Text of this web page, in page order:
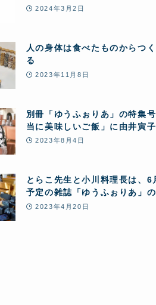
2024年3月2日
人の身体は食べたものからつ
る
2023年11月8日
別冊「ゆうふぉりあ」の特集
当に美味しいご飯」に由井寅
のインタビュー記事が掲載され
2023年8月4日
とらこ先生と小川料理長は、6
予定の雑誌「ゆうふぉりあ」
を受けました
2023年4月20日